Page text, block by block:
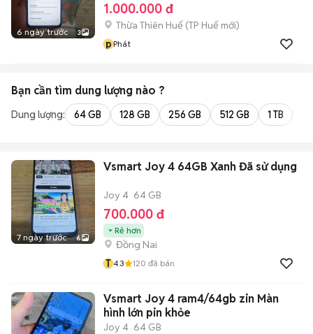
6 ngày trước 3
1.000.000 đ
Thừa Thiên Huế (TP Huế mới)
pPhát
Bạn cần tìm dung lượng nào ?
Dung lượng: 64 GB 128 GB 256 GB 512 GB 1 TB
7 ngày trước 6
Vsmart Joy 4 64GB Xanh Đã sử dụng
Joy 4 64 GB
700.000 đ
Rẻ hơn
Đồng Nai
T 4.3 120 đã bán
Vsmart Joy 4 ram4/64gb zin Màn
hình lớn pin khỏe
Joy 4 64 GB